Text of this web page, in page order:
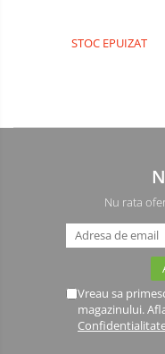
STOC EPUIZAT
Nu rata
Vreau sa
magazinului.